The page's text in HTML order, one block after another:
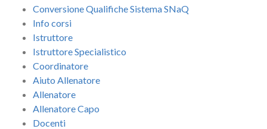
Conversione Qualifiche Sistema SNaQ
Info corsi
Istruttore
Istruttore Specialistico
Coordinatore
Aiuto Allenatore
Allenatore
Allenatore Capo
Docenti